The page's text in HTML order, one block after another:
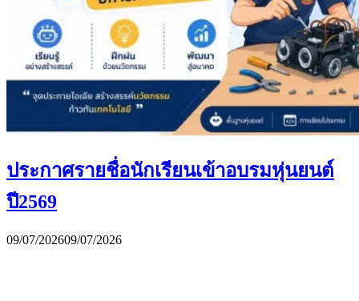
ประกาศรายชื่อนักเรียนเข้าอบรมหุ่นยนต์
ปี2569
09/07/202609/07/2026